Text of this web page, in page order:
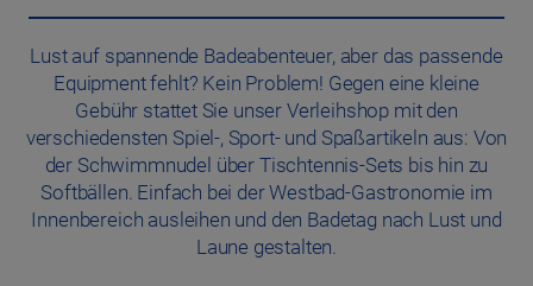
Lust auf spannende Badeabenteuer, aber das passende
Equipment fehlt? Kein Problem! Gegen eine kleine
Gebühr stattet Sie unser Verleihshop mit den
verschiedensten Spiel-, Sport- und Spaßartikeln aus: Von
der Schwimmnudel über Tischtennis-Sets bis hin zu
Softbällen. Einfach bei der Westbad-Gastronomie im
Innenbereich ausleihen und den Badetag nach Lust und
Laune gestalten.